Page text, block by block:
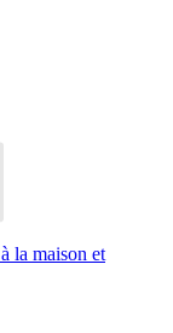
la maison et